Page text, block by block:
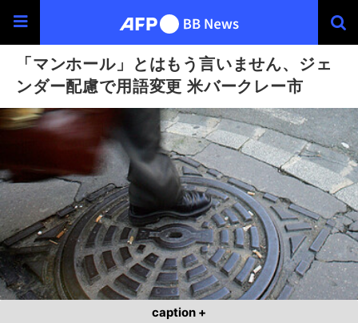
「マンホール」とはもう言いません、ジェ
ンダー配慮で用語変更 米バークレー市
caption +